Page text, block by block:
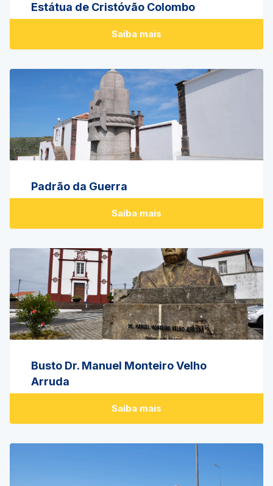
Estátua de Cristóvão Colombo
Saiba mais
Padrão da Guerra
Saiba mais
Busto Dr. Manuel Monteiro Velho
Arruda
Saiba mais